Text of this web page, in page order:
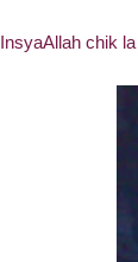
InsyaAllah chik